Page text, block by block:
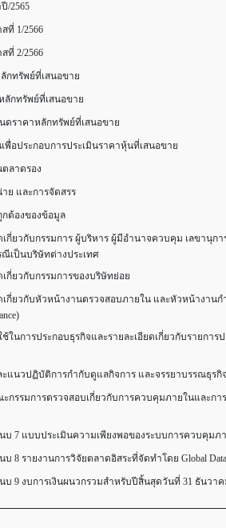
/2565
ที่ 1/2566
ที่ 2/2566
กทรัพย์ที่เสนอขาย
ลักทรัพย์ที่เสนอขาย
ดราคาหลักทรัพย์ที่เสนอขาย
พื่อประกอบการประเมินราคาหุ้นที่เสนอขาย
ลาดรอง
ย และการจัดสรร
กต้องของข้อมูล
เกี่ยวกับกรรมการ ผู้บริหาร ผู้มีอำนาจควบคุม เลขานุก
เป็นบริษัทต่างประเทศ
เกี่ยวกับกรรมการของบริษัทย่อย
เกี่ยวกับหัวหน้างานตรวจสอบภายใน และหัวหน้างาน
ในการประกอบธุรกิจและรายละเอียดเกี่ยวกับรายการ
แนวปฏิบัติการกำกับดูแลกิจการ และจรรยาบรรณธุรกิ
กรรมการตรวจสอบเกี่ยวกับการควบคุมภายในและกา
บ 7 แบบประเมินความเพียงพอของระบบการควบคุมภ
บ 8 รายงานการวิจัยตลาดอิสระที่จัดทำโดย Global Data
บ 9 งบการเงินผนวกรวมสำหรับปีสิ้นสุดวันที่ 31 ธันวาค